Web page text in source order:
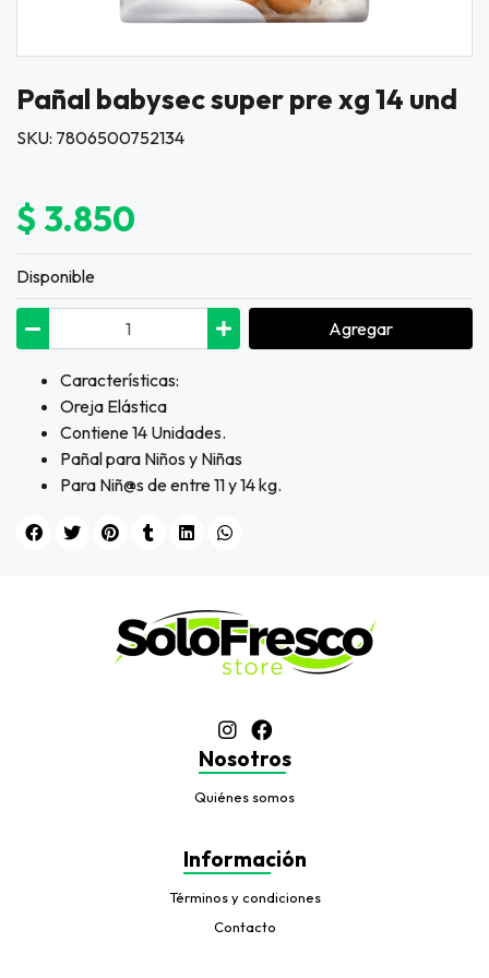
Pañal babysec super pre xg 14 und
SKU: 7806500752134
$ 3.850
Disponible
Agregar
Características:
Oreja Elástica
Contiene 14 Unidades.
Pañal para Niños y Niñas
Para Niñ@s de entre 11 y 14 kg.
Nosotros
Quiénes somos
Información
Términos y condiciones
Contacto